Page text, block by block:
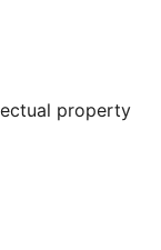
property